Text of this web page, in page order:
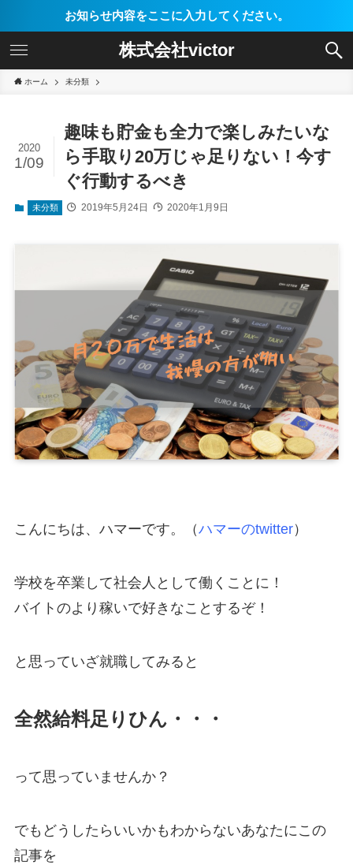
お知らせ内容をここに入力してください。
株式会社victor
ホーム 未分類
趣味も貯金も全力で楽しみたいな
ら手取り20万じゃ足りない！今す
ぐ行動するべき
2020
1/09
未分類 2019年5月24日 2020年1月9日
こんにちは、ハマーです。（ハマーのtwitter）
学校を卒業して社会人として働くことに！
バイトのより稼いで好きなことするぞ！
と思っていざ就職してみると
全然給料足りひん・・・
って思っていませんか？
でもどうしたらいいかもわからないあなたにこの
記事を